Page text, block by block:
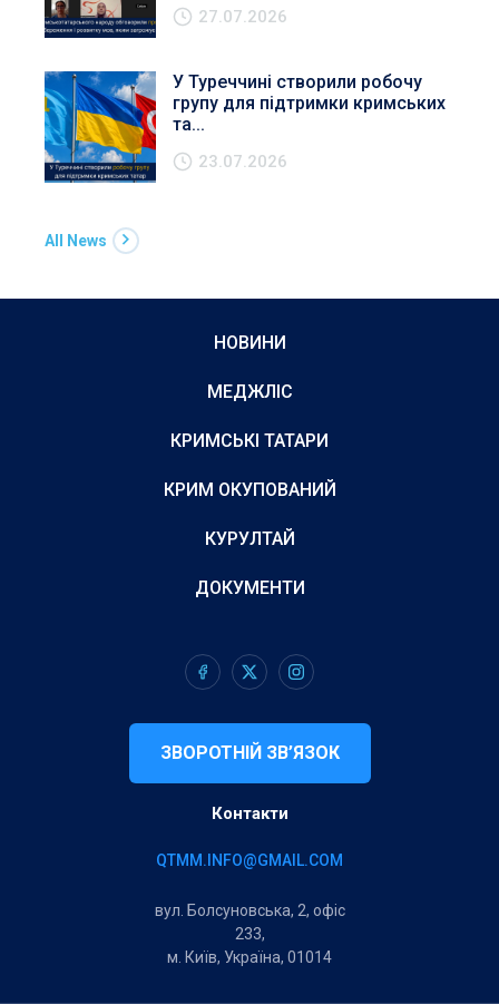
27.07.2026
У Туреччині створили робочу
групу для підтримки кримських
та...
23.07.2026
All News
НОВИНИ
МЕДЖЛІС
КРИМСЬКІ ТАТАРИ
КРИМ ОКУПОВАНИЙ
КУРУЛТАЙ
ДОКУМЕНТИ
ЗВОРОТНІЙ ЗВ’ЯЗОК
Контакти
QTMM.INFO@GMAIL.COM
вул. Болсуновська, 2, офіс
233,
м. Київ, Україна, 01014